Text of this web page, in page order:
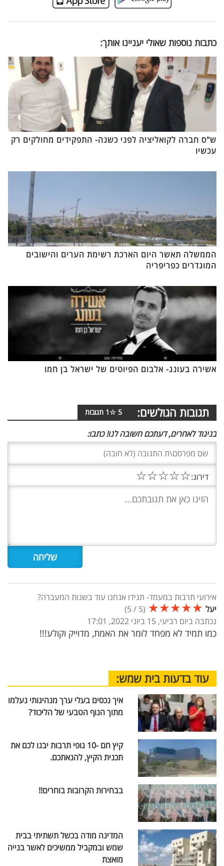
כתבות נוספות שאולי יעניינו אותך:
ש"ס חברה לקואליציה לפני כשנה- התפקידים מחולקים רק
עכשיו
הממשלה תאשר היום הארכת רשימת הערים והישובים
המוגדרים כפריפריה
אשירה בעונג- אלבום הפיוטים של ישראל בן חמו
תגובות הגולשים: 5
☆
1 תגובות
בניגוד לאחרים, דעתכם חשובה לנו! כתבו:
דירוג:☆
☆
☆
☆
☆
אירועי תרבות במעמד- תגידו אנחנו עוד בשנות המעברה?
יעל ★
★
★
★
★
(
5
/
5
)
נכתבה ביום רביעי, 15 ביוני 2022, 17:01
כמו תמיד לא מפחד לומר את האמת, מדוייק וקולע!!!
עוד בדעות בית שמש:
איך נכסים בעלי ערך מנהיגותי נעלמו
מתוך הנוף הטבעי של הליכוד?
קיץ חם -10 גופי תרבות יבנו לכם את
תכנית הקיץ, להנאתכם.
בבחירות הקרובות בוחרים!!
המדינה מודה בכשל תשתיתי בבית
שמש ובמקביל ממשיכים לאשר בנייה
מואצת